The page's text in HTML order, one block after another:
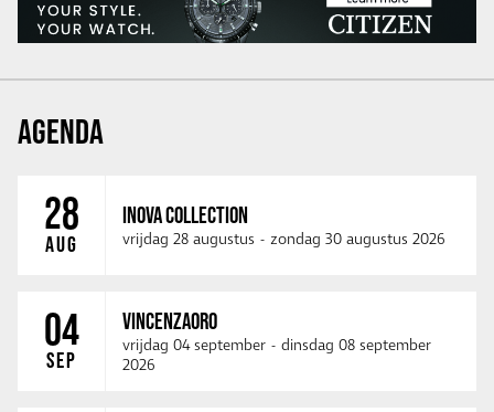
AGENDA
28
AUG
INOVA COLLECTION
vrijdag 28 augustus - zondag 30 augustus 2026
04
SEP
VINCENZAORO
vrijdag 04 september - dinsdag 08 september
2026